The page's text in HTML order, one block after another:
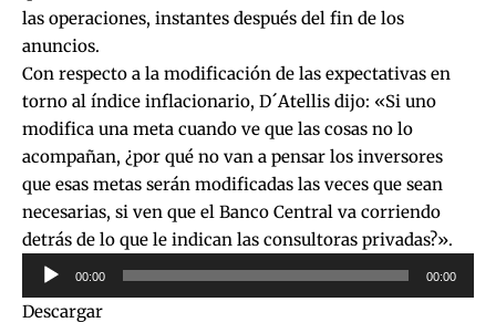
las operaciones, instantes después del fin de los
anuncios.
Con respecto a la modificación de las expectativas en
torno al índice inflacionario, D´Atellis dijo: «Si uno
modifica una meta cuando ve que las cosas no lo
acompañan, ¿por qué no van a pensar los inversores
que esas metas serán modificadas las veces que sean
necesarias, si ven que el Banco Central va corriendo
detrás de lo que le indican las consultoras privadas?».
Reproductor
de
audio
00:00 00:00
Descargar